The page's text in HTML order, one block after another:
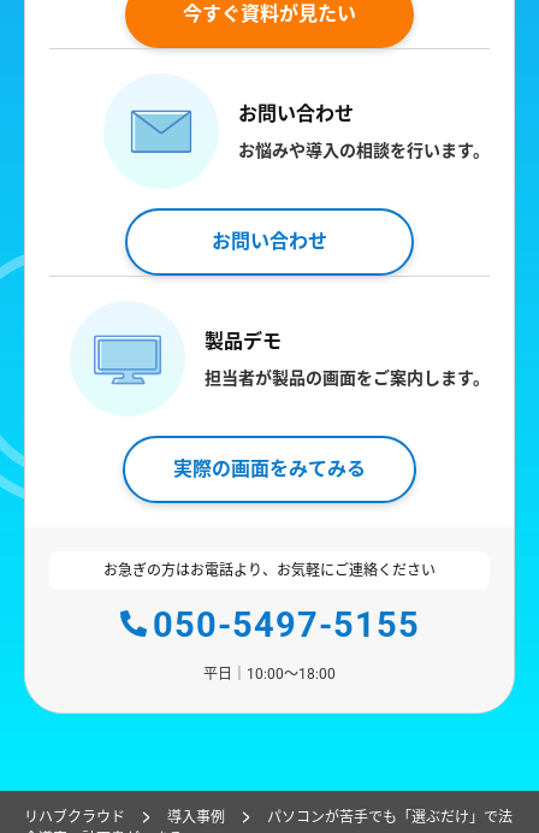
今すぐ資料が見たい
お問い合わせ
お悩みや導入の相談を行います。
お問い合わせ
製品デモ
担当者が製品の画面をご案内します。
実際の画面をみてみる
お急ぎの方はお電話より、お気軽にご連絡ください
050-5497-5155
平日｜10:00〜18:00
リハブクラウド 導入事例
パソコンが苦手でも「選ぶだけ」で法